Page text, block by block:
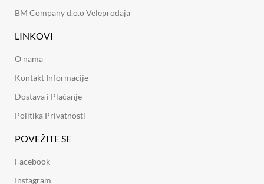
BM Company d.o.o Veleprodaja
LINKOVI
O nama
Kontakt Informacije
Dostava i Plaćanje
Politika Privatnosti
POVEŽITE SE
Facebook
Instagram